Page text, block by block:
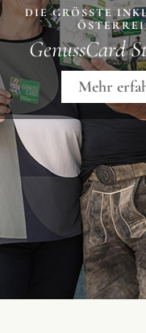
DIE GRÖSSTE
GenussCard
Mehr